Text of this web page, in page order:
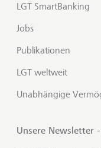
LGT SmartBanking
Jobs
Publikationen
LGT weltweit
Unabhängige
Unsere Newsletter